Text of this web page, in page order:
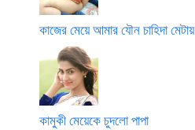
কাজের মেয়ে আমার যৌন চাহিদা মেটায়
কামুকী মেয়েকে চুদলো পাপা